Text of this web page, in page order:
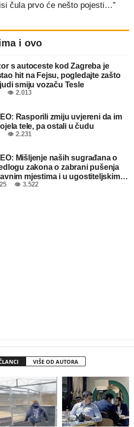
čula prvo će nešto pojesti…”
i ovo
s autoceste kod Zagreba je
hit na Fejsu, pogledajte zašto
smiju vozaču Tesle
👁 2.013
Rasporili zmiju uvjereni da im
tele, pa ostali u čudu
👁 2.231
Mišljenje naših sugrađana o
zakona o zabrani pušenja
mjestima i u ugostiteljskim
u FBiH
👁 3.522
VIŠE OD AUTORA